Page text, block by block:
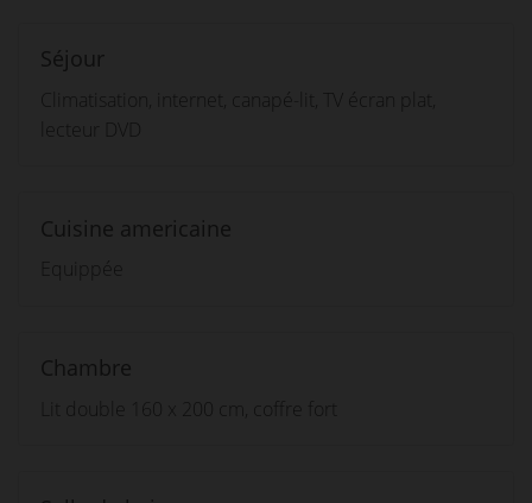
Séjour
Climatisation, internet, canapé-lit, TV écran plat,
lecteur DVD
Cuisine americaine
Equippée
Chambre
Lit double 160 x 200 cm, coffre fort